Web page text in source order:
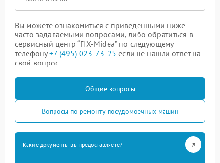
Вы можете ознакомиться с приведенными ниже
часто задаваемыми вопросами, либо обратиться в
сервисный центр “FIX-Midea” по следующему
телефону+7 (495) 023-73-25 если не нашли ответ на
свой вопрос.
Общие вопросы
Вопросы по ремонту посудомоечных машин
Какие документы вы предоставляете?